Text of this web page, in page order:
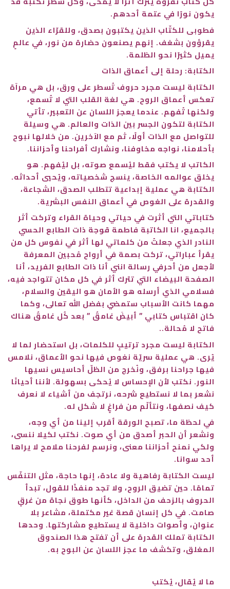
يكون نورًا في عتمة أحدهم.
فطوبى للكتّاب الذين يكتبون بصدق، وللقرّاء الذين
يقرؤون بشغف. إنهم يصنعون حضارة من نور، في عالمٍ
يميل كثيرًا نحو الظلمة.
الكتابة: رحلة إلى أعماق الذات
الكتابة ليست مجرد حروف تُسطر على ورق، بل هي مرآة
تعكس أعماق الروح. هي لغة القلب التي لا تُسمع،
ولكنها تُفهم. عندما يعجز اللسان عن التعبير، تأتي
الكتابة لتكون الجسر بين الذات والعالم. هي وسيلة
للتواصل مع الذات أولًا، ثم مع الآخرين. من خلالها نبوح
بأحلامنا، نواجه مخاوفنا، ونشارك أفراحنا وأحزاننا.
الكاتب لا يكتب فقط ليُسمع صوته، بل ليُفهم. هو
يخلق عوالمه الخاصة، ينسج شخصياته، ويُحيي أحداثه.
الكتابة هي عملية إبداعية تتطلب الصدق، الشجاعة،
والقدرة على الغوص في أعماق النفس البشرية.
كتاباتي التي أثرت في حياتي وحياة القراء وتركت أثر
بالجميع، انا الكاتبة فاطمة قوجة ذات الطابع الحسي
النادر الذي جعلتُ من كلماتي لها أثر في نفوس كل من
يقرأ عباراتي، تركت بصمة في أرواح مُحبين المعرفة
لأجعل من أحرفي رسالة انني أنا ذات الطابع الفريد، أنا
الصفحة البيضاء التي تترك أثر في كل مكان تتواجد فيه،
فسلامي الذي أرسله هو الأمان هو اليقين والسلام،
مهما كانت الأسباب ستمضي بفضل الله تعالى، وكما
كان اقتباس كتابي ” أبيضَ غامقٌ ” بعد كُل غامقٌ هناك
فاتح لا مُحالة..
الكتابة ليست مجرد ترتيبٍ للكلمات، بل استحضار لما لا
يُرى. هي عملية سريّة نغوص فيها نحو الأعماق، نلامس
فيها جراحنا برفق، ونُخرج من الظلّ أحاسيس نسيها
النور. نكتب لأن الإحساس لا يُحكى بسهولة. لأننا أحيانًا
نشعر بما لا نستطيع شرحه، نرتجف من أشياء لا نعرف
كيف نصفها، ونتألّم من فراغٍ لا شكل له.
في لحظة ما، تصبح الورقة أقرب إلينا من أي وجه،
ونشعر أن الحبر أصدق من أي صوت. نكتب لكيلا ننسى،
ولكي نمنح أحزاننا معنى، ونرسم لفرحنا ملامح لا يراها
أحد سوانا.
ليست الكتابة رفاهية ولا عادة، إنها حاجة، مثل التنفّس
تمامًا. حين تضيق الروح، ولا تجد منفذًا للقول، تبدأ
الحروف بالزحف من الداخل، كأنها طوق نجاة من غرقٍ
صامت. في كل إنسان قصة غير مكتملة، مشاعر بلا
عنوان، وأصوات داخلية لا يستطيع مشاركتها. وحدها
الكتابة تملك القدرة على أن تفتح هذا الصندوق
المغلق، وتكشف ما عجز اللسان عن البوح به.
ما لا يُقال، يُكتب